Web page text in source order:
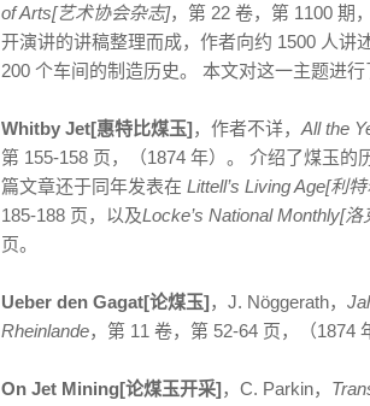
of Arts[艺术协会杂志]，第 22 卷，第 1100 期
开演讲的讲稿整理而成，作者向约 1500 人讲
200 个车间的制造历史。 本文对这一主题进行
Whitby Jet[惠特比煤玉]，作者不详， All the
第 155-158 页，（1874 年）。 介绍了煤玉
篇文章还于同年发表在 Littell’s Living Age[利
185-188 页，以及Locke’s National Monthly[
页。
Ueber den Gagat[论煤玉]，J. Nöggerath，
Rheinlande，第 11 卷，第 52-64 页，（1874
On Jet Mining[论煤玉开采]，C. Parkin，